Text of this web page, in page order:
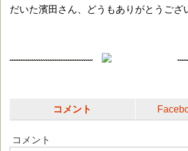
だいた濱田さん、どうもありがとうござ
コメント